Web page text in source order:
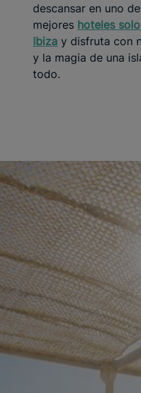
descansar en uno
mejores hoteles
Ibiza y disfruta con
y la magia de una
todo.